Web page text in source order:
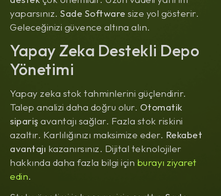
yaparsınız. Sade Software size yol gösterir.
Geleceğinizi güvence altına alın.
Yapay Zeka Destekli Depo
Yönetimi
Yapay zeka stok tahminlerini güçlendirir.
Talep analizi daha doğru olur. Otomatik
sipariş avantajı sağlar. Fazla stok riskini
azaltır. Karlılığınızı maksimize eder. Rekabet
avantajı kazanırsınız. Dijital teknolojiler
hakkında daha fazla bilgi için burayı ziyaret
edin.